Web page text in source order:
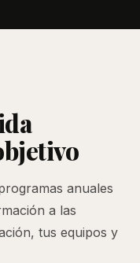
anuales
a las
tus equipos y